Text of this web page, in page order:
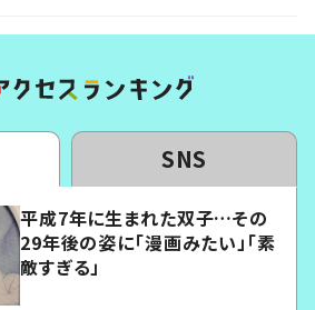
SNS
平成7年に生まれた双子…その
29年後の姿に「漫画みたい」「素
敵すぎる」